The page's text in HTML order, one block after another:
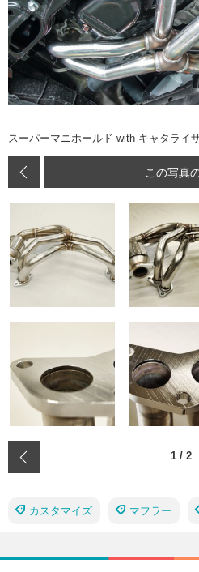
スーパーマニホールド with キャタライ
この写真
1 / 2
カスタマイズ マフラー